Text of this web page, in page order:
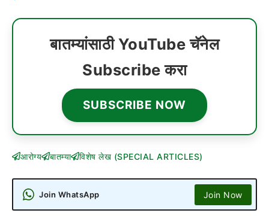
बातम्यांसाठी YouTube चॅनेल
Subscribe करा
SUBSCRIBE NOW
आरोग्य बातम्या विशेष लेख (SPECIAL ARTICLES)
Join WhatsApp Join Now